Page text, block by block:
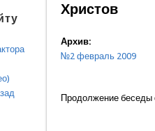
Христов
Архив:
№2 февраль 2009
Продолжение беседы